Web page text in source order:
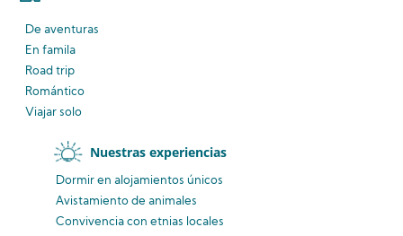
De aventuras
En famila
Road trip
Romántico
Viajar solo
Nuestras experiencias
Dormir en alojamientos únicos
Avistamientode animales
Convivenciacon etnias locales